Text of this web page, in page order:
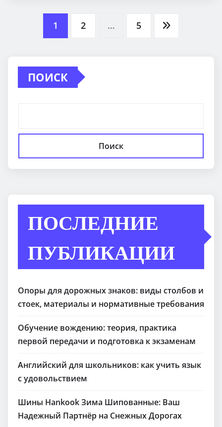
Пагинация
1 2 … 5
ПОИСК
Поиск
ПОСЛЕДНИЕ
ПУБЛИКАЦИИ
Опоры для дорожных знаков: виды столбов и
стоек, материалы и нормативные требования
Обучение вождению: теория, практика
первой передачи и подготовка к экзаменам
Английский для школьников: как учить язык
с удовольствием
Шины Hankook Зима Шипованные: Ваш
Надежный Партнёр на Снежных Дорогах